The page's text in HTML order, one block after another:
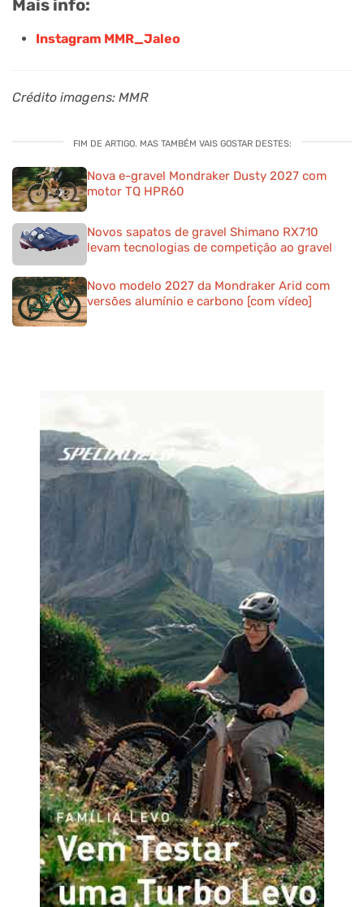
Mais info:
Instagram MMR_Jaleo
Crédito imagens: MMR
FIM DE ARTIGO. MAS TAMBÉM VAIS GOSTAR DESTES:
Nova e-gravel Mondraker Dusty 2027 com
motor TQ HPR60
Novos sapatos de gravel Shimano RX710
levam tecnologias de competição ao gravel
Novo modelo 2027 da Mondraker Arid com
versões alumínio e carbono [com vídeo]